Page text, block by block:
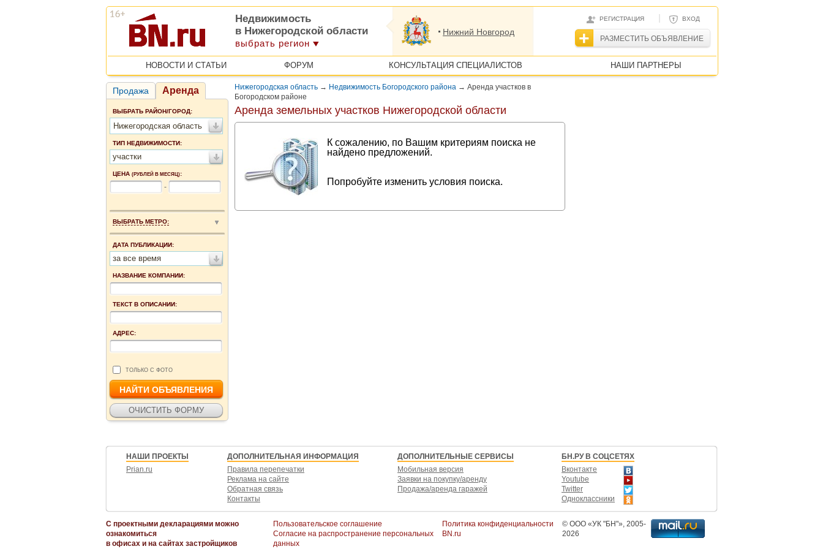
РЕГИСТРАЦИЯ | ВХОД
РАЗМЕСТИТЬ ОБЪЯВЛЕНИЕ
Недвижимость
в Нижегородской области
выбрать регион
Нижний Новгород
НОВОСТИ И СТАТЬИ ФОРУМ КОНСУЛЬТАЦИЯ СПЕЦИАЛИСТОВ НАШИ ПАРТНЕРЫ
Продажа Аренда
ВЫБРАТЬ РАЙОН/ГОРОД:
Нижегородская область
ТИП НЕДВИЖИМОСТИ:
участки
ЦЕНА (РУБЛЕЙ В МЕСЯЦ):
-
ВЫБРАТЬ МЕТРО:
ДАТА ПУБЛИКАЦИИ:
за все время
НАЗВАНИЕ КОМПАНИИ:
ТЕКСТ В ОПИСАНИИ:
АДРЕС:
ТОЛЬКО С ФОТО
Нижегородская область → Недвижимость Богородского района → Аренда участков в
Богородском районе
Аренда земельных участков Нижегородской области
К сожалению, по Вашим критериям поиска не
найдено предложений.
Попробуйте изменить условия поиска.
НАШИ ПРОЕКТЫ
Prian.ru
ДОПОЛНИТЕЛЬНАЯ ИНФОРМАЦИЯ
Правила перепечатки
Реклама на сайте
Обратная связь
Контакты
ДОПОЛНИТЕЛЬНЫЕ СЕРВИСЫ
Мобильная версия
Заявки на покупку/аренду
Продажа/аренда гаражей
БН.РУ В СОЦСЕТЯХ
Вконтакте
Youtube
Twitter
Одноклассники
С проектными декларациями можно
ознакомиться
в офисах и на сайтах застройщиков
Пользовательское соглашение
Согласие на распространение персональных
данных
Политика конфиденциальности
BN.ru
© ООО «УК "БН"», 2005-
2026